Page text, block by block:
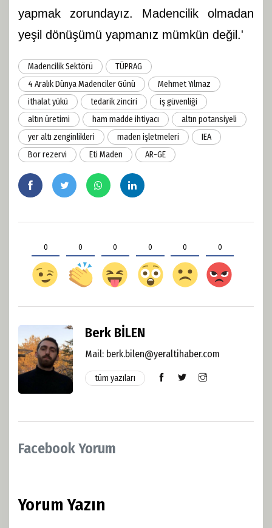
yapmak zorundayız. Madencilik olmadan
yeşil dönüşümü yapmanız mümkün değil.'
Madencilik Sektörü
TÜPRAG
4 Aralık Dünya Madenciler Günü
Mehmet Yılmaz
ithalat yükü
tedarik zinciri
iş güvenliği
altın üretimi
ham madde ihtiyacı
altın potansiyeli
yer altı zenginlikleri
maden işletmeleri
IEA
Bor rezervi
Eti Maden AR-GE
0 0 0 0 0 0
Berk BİLEN
Mail: berk.bilen@yeraltihaber.com
tüm yazıları
Facebook Yorum
Yorum Yazın